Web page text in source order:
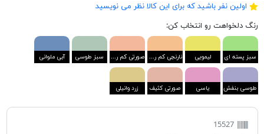
اولین نفر باشید که برای این کالا نظر می نویسید
رنگ دلخواهت رو انتخاب کن:
سبز پسته ای لیمویی نارنجی کم رنگ صورتی کم رنگ سبز طوسی آبی ملوانی
طوسی بنفش یاسی صورتی کثیف زرد وانیلی
15527